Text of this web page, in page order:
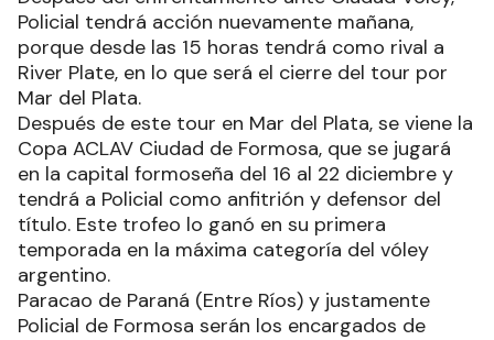
Policial tendrá acción nuevamente mañana,
porque desde las 15 horas tendrá como rival a
River Plate, en lo que será el cierre del tour por
Mar del Plata.
Después de este tour en Mar del Plata, se viene la
Copa ACLAV Ciudad de Formosa, que se jugará
en la capital formoseña del 16 al 22 diciembre y
tendrá a Policial como anfitrión y defensor del
título. Este trofeo lo ganó en su primera
temporada en la máxima categoría del vóley
argentino.
Paracao de Paraná (Entre Ríos) y justamente
Policial de Formosa serán los encargados de